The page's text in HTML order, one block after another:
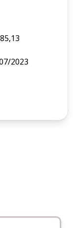
2023